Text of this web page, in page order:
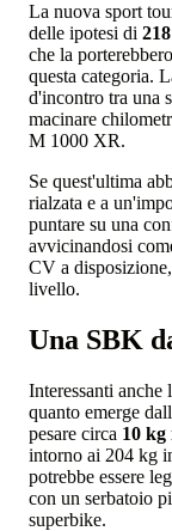
La nuova sport
delle ipotesi di
che la
questa categoria.
d'incontro tra una
macinare
M 1000 XR.
Se quest'ultima
rialzata e a
puntare su una
avvicinandosi
CV a
livello.
Una SBK
Interessanti
quanto emerge
pesare circa 10 kg
intorno ai 204 kg
potrebbe essere
con un serbatoio
superbike.